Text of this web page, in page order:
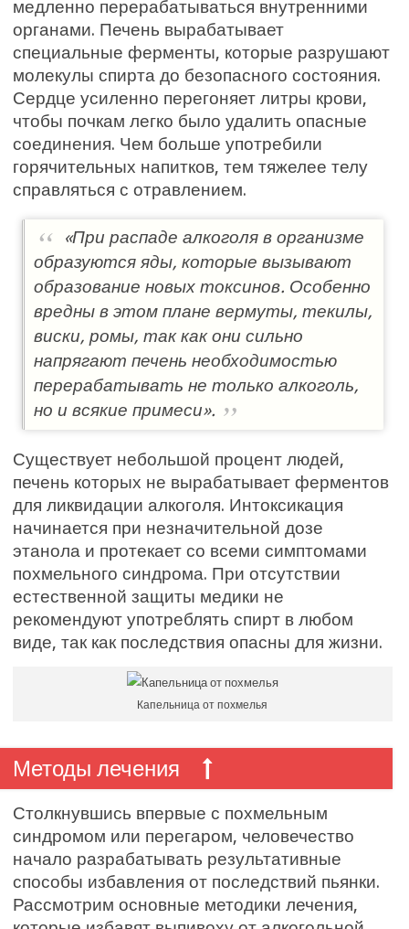
медленно перерабатываться внутренними
органами. Печень вырабатывает
специальные ферменты, которые разрушают
молекулы спирта до безопасного состояния.
Сердце усиленно перегоняет литры крови,
чтобы почкам легко было удалить опасные
соединения. Чем больше употребили
горячительных напитков, тем тяжелее телу
справляться с отравлением.
«При распаде алкоголя в организме
образуются яды, которые вызывают
образование новых токсинов. Особенно
вредны в этом плане вермуты, текилы,
виски, ромы, так как они сильно
напрягают печень необходимостью
перерабатывать не только алкоголь,
но и всякие примеси».
Существует небольшой процент людей,
печень которых не вырабатывает ферментов
для ликвидации алкоголя. Интоксикация
начинается при незначительной дозе
этанола и протекает со всеми симптомами
похмельного синдрома. При отсутствии
естественной защиты медики не
рекомендуют употреблять спирт в любом
виде, так как последствия опасны для жизни.
Капельница от похмелья
Методы лечения
Столкнувшись впервые с похмельным
синдромом или перегаром, человечество
начало разрабатывать результативные
способы избавления от последствий пьянки.
Рассмотрим основные методики лечения,